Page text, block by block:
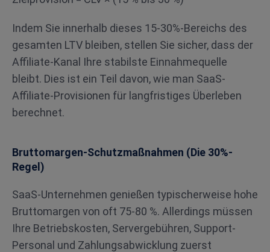
Indem Sie innerhalb dieses 15-30%-Bereichs des
gesamten LTV bleiben, stellen Sie sicher, dass der
Affiliate-Kanal Ihre stabilste Einnahmequelle
bleibt. Dies ist ein Teil davon, wie man SaaS-
Affiliate-Provisionen für langfristiges Überleben
berechnet.
Bruttomargen-Schutzmaßnahmen (Die 30%-
Regel)
SaaS-Unternehmen genießen typischerweise hohe
Bruttomargen von oft 75-80 %. Allerdings müssen
Ihre Betriebskosten, Servergebühren, Support-
Personal und Zahlungsabwicklung zuerst